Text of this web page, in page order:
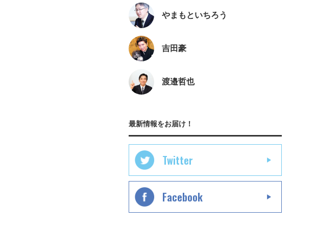
やまもといちろう
吉田豪
渡邉哲也
最新情報をお届け！
Twitter
Facebook